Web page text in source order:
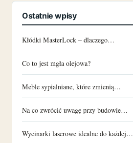
Ostatnie wpisy
Kłódki MasterLock – dlaczego…
Co to jest mgła olejowa?
Meble sypialniane, które zmienią…
Na co zwrócić uwagę przy budowie…
Wycinarki laserowe idealne do każdej…